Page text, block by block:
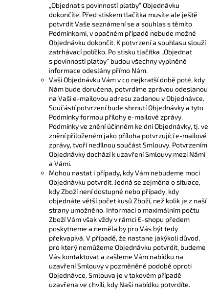
„Objednat s povinností platby“ Objednávku
dokončíte. Před stiskem tlačítka musíte ale ještě
potvrdit Vaše seznámení se a souhlas s těmito
Podmínkami, v opačném případě nebude možné
Objednávku dokončit. K potvrzení a souhlasu slouží
zatrhávací políčko. Po stisku tlačítka „Objednat
s povinností platby“ budou všechny vyplněné
informace odeslány přímo Nám.
Vaši Objednávku Vám v co nejkratší době poté, kdy
Nám bude doručena, potvrdíme zprávou odeslanou
na Vaši e-mailovou adresu zadanou v Objednávce.
Součástí potvrzení bude shrnutí Objednávky a tyto
Podmínky formou přílohy e-mailové zprávy.
Podmínky ve znění účinném ke dni Objednávky, tj. ve
znění přiloženém jako příloha potvrzující e-mailové
zprávy, tvoří nedílnou součást Smlouvy. Potvrzením
Objednávky dochází k uzavření Smlouvy mezi Námi
a Vámi.
Mohou nastat i případy, kdy Vám nebudeme moci
Objednávku potvrdit. Jedná se zejména o situace,
kdy Zboží není dostupné nebo případy, kdy
objednáte větší počet kusů Zboží, než kolik je z naší
strany umožněno. Informaci o maximálním počtu
Zboží Vám však vždy v rámci E-shopu předem
poskytneme a neměla by pro Vás být tedy
překvapivá. V případě, že nastane jakýkoli důvod,
pro který nemůžeme Objednávku potvrdit, budeme
Vás kontaktovat a zašleme Vám nabídku na
uzavření Smlouvy v pozměněné podobě oproti
Objednávce. Smlouva je v takovém případě
uzavřena ve chvíli, kdy Naši nabídku potvrdíte.